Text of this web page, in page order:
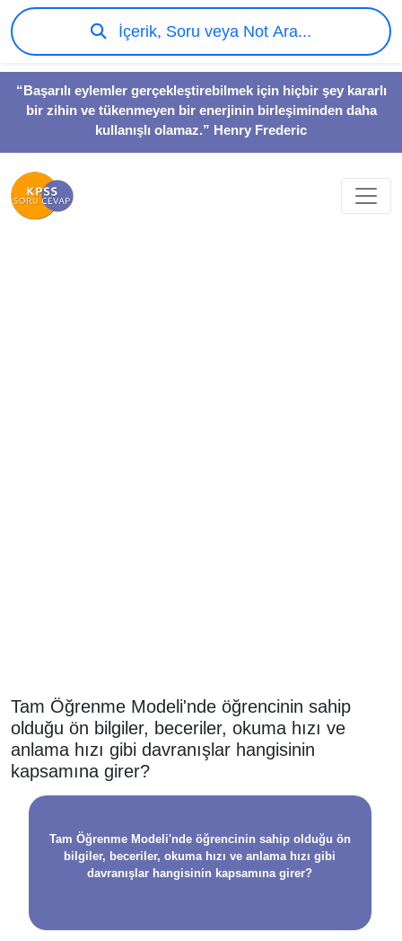
“Başarılı eylemler gerçekleştirebilmek için hiçbir şey kararlı
bir zihin ve tükenmeyen bir enerjinin birleşiminden daha
kullanışlı olamaz.” Henry Frederic
İçerik, Soru veya Not Ara...
Tam Öğrenme Modeli'nde öğrencinin sahip
olduğu ön bilgiler, beceriler, okuma hızı ve
anlama hızı gibi davranışlar hangisinin
kapsamına girer?
Tam Öğrenme Modeli'nde öğrencinin sahip olduğu ön
bilgiler, beceriler, okuma hızı ve anlama hızı gibi
davranışlar hangisinin kapsamına girer?